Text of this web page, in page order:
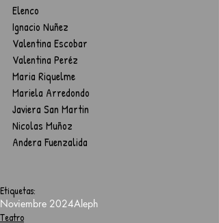
Elenco
Ignacio Nuñez
Valentina Escobar
Valentina Peréz
Maria Riquelme
Mariela Arredondo
Javiera San Martin
Nicolas Muñoz
Andera Fuenzalida
Etiquetas:
Noviembre 2024Aleph
Teatro